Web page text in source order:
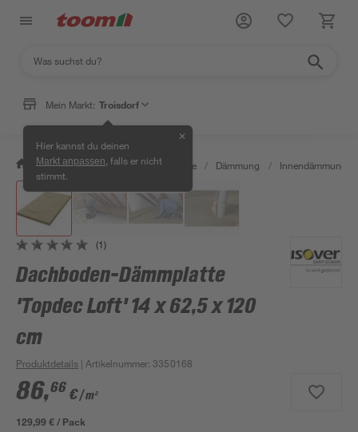
Mein Markt: Troisdorf
Hier kannst du deinen
Markt anpassen , falls er nicht
stimmt.
✕
/ Bauen & Renovieren / Baustoffe / Dämmung / Innendämmung
(1)
Dachboden-Dämmplatte
'Topdec Loft' 14 x 62,5 x 120
cm
Produktdetails | Artikelnummer:3350168
86,66 €/ m²
129,99 € / Pack